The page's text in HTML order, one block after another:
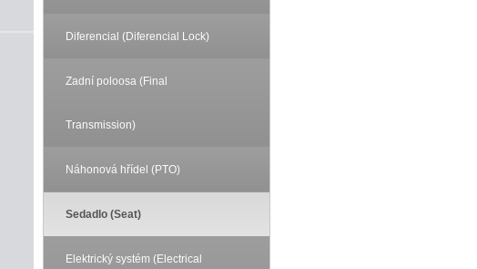
Diferencial (Diferencial Lock)
Zadní poloosa (Final
Transmission)
Náhonová hřídel (PTO)
Sedadlo (Seat)
Elektrický systém (Electrical